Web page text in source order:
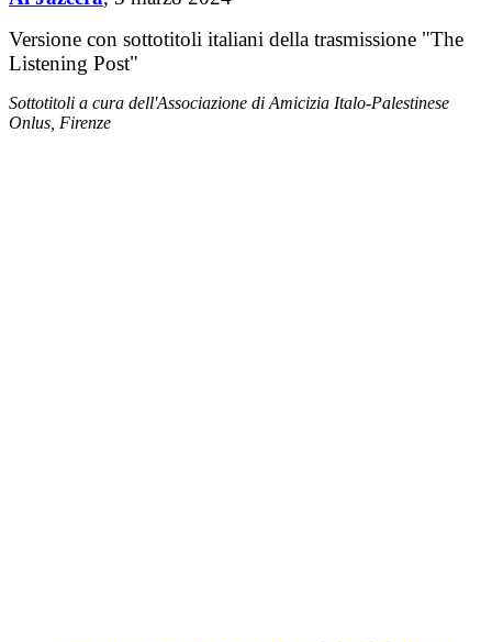
Versione con sottotitoli italiani della trasmissione "The
Listening Post"
Sottotitoli a cura dell'Associazione di Amicizia Italo-Palestinese
Onlus, Firenze